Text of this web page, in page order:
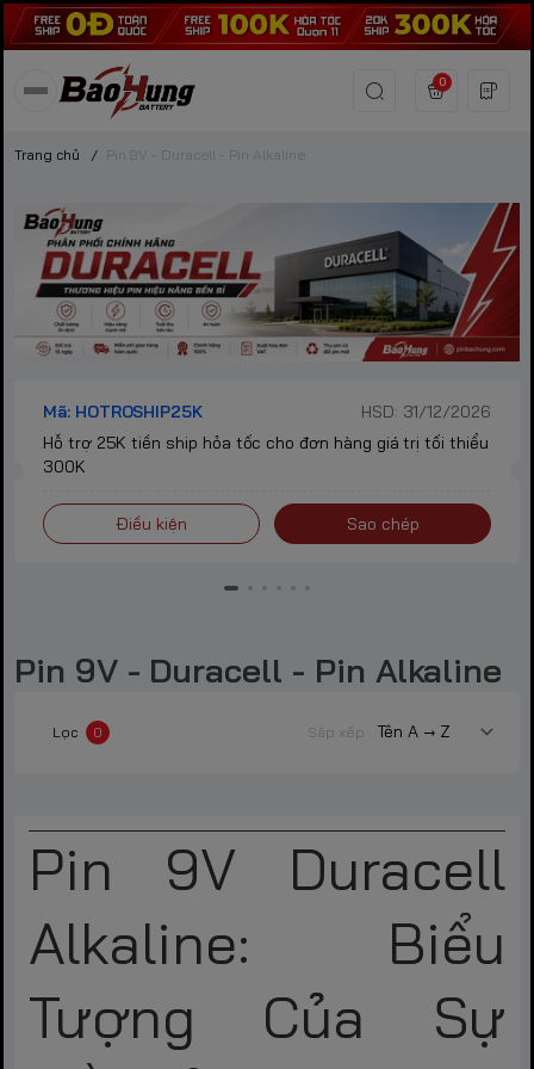
0
Trang chủ / Pin 9V - Duracell - Pin Alkaline
Mã: HOTROSHIP25K
HSD: 31/12/2026
Hỗ trợ 25K tiền ship hỏa tốc cho đơn hàng giá trị tối thiểu
300K
Điều kiện Sao chép
Pin 9V - Duracell - Pin Alkaline
Lọc 0 Sắp xếp
Pin 9V Duracell
Alkaline: Biểu
Tượng Của Sự